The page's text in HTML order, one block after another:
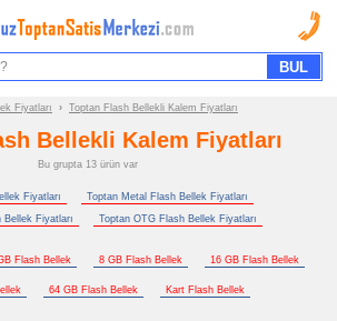
Fiyatları › Toptan Flash Bellekli Kalem Fiyatları
Bellekli Kalem Fiyatları
Bu grupta 13 ürün var
Fiyatları
Toptan Metal Flash Bellek Fiyatları
Fiyatları
Toptan OTG Flash Bellek Fiyatları
Flash Bellek 8 GB Flash Bellek 16 GB Flash Bellek
64 GB Flash Bellek Kart Flash Bellek